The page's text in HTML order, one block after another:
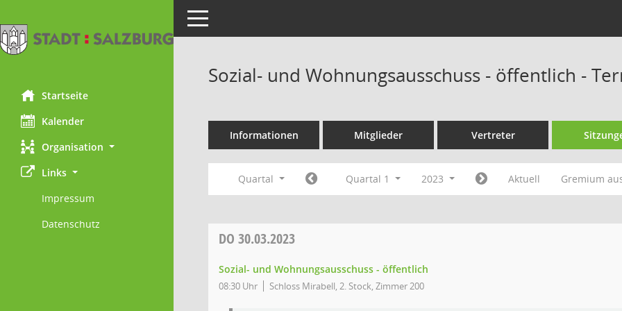
Startseite
Kalender
Organisation
Links
Impressum
Datenschutz
Toggle navigation
Sozial- und Wohnungsausschuss - öffentlich -
Informationen Mitglieder Vertreter
Quartal Quartal 1 2023 Aktuell Gremium
DO 30.03.2023
Sozial- und Wohnungsausschuss - öffentlich
08:30 Uhr Schloss Mirabell, 2. Stock, Zimmer 200